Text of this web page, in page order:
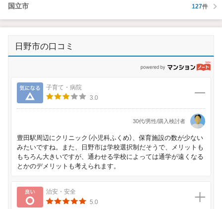
国立市 127件
日野市の口コミ
気になる
子育て・病院
3.0
30代/男性/購入検討者
豊田駅周辺にクリニック（小児科ふくめ）、保育施設の数が少ない
みたいですね。また、日野市は学校選択制だそうで、メリットも
もちろん大きいですが、通わせる学校によっては通学が遠くなる
とかのデメリットも考えられます。
良い
治安・安全
5.0